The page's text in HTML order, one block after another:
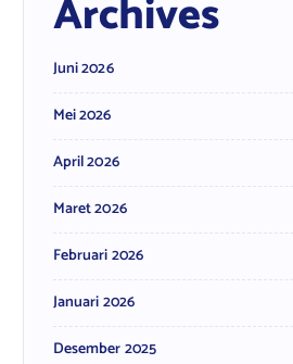
Archives
Juni 2026
Mei 2026
April 2026
Maret 2026
Februari 2026
Januari 2026
Desember 2025